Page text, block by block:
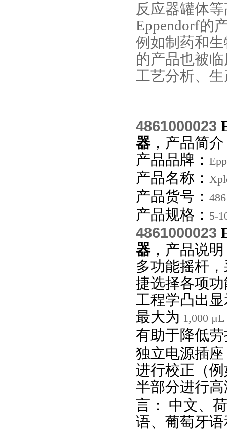
反应器罐体
Eppendorf的
例如制药和
的产品也被
工艺分析、
4861000023
器 ，产品简
产品品牌：
产品名称：
产品货号：
产品规格： 5-
4861000023
器 ，产品说
多功能摇杆
捷选择各项
工程学凸出
最大为 1,000 µL
有助于降低
独立电源插
进行校正（
半部分进行
言： 中文、
语、葡萄牙